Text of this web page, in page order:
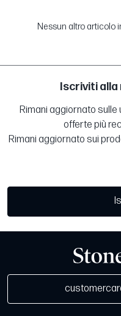
Nessun altro articolo
Iscriviti
Rimani aggiornato sulle
offerte più
Rimani aggiornato sui